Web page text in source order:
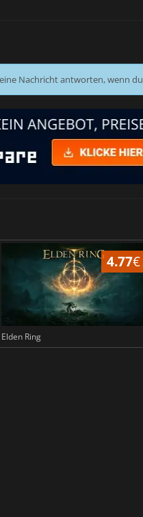
Nachricht antworten, wenn du
4.77€
Elden Ring